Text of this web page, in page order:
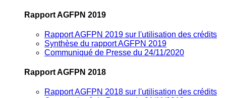
Rapport AGFPN 2019
Rapport AGFPN 2019 sur l'utilisation des crédits
Synthèse du rapport AGFPN 2019
Communiqué de Presse du 24/11/2020
Rapport AGFPN 2018
Rapport AGFPN 2018 sur l'utilisation des crédits